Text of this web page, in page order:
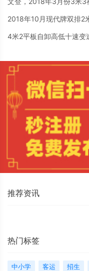
2018年10月现代牌双排2
4米2平板自卸高低十速变
推荐资讯
热门标签
中小学 客运 招生